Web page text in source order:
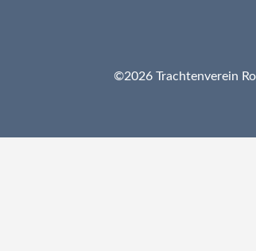
©2026 Trachtenverein